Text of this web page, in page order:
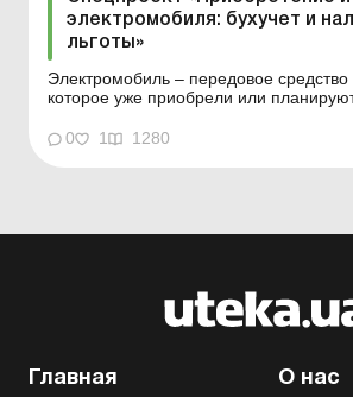
электромобиля: бухучет и
льготы»
Электромобиль – передовое средство
которое уже приобрели или
операции по импорту и поставке
Украину сейчас установлены
0 1 1280
Главная О нас